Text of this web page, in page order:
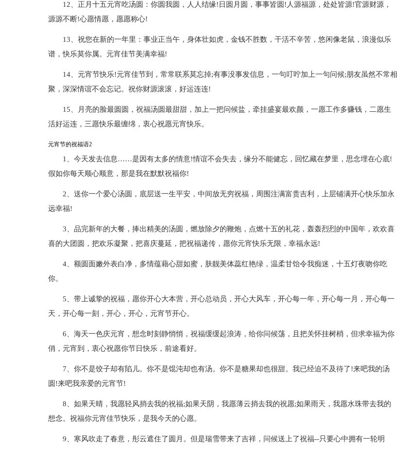
12、正月十五元宵吃汤圆：你圆我圆，人人结缘!日圆月圆，事事皆圆!人源福源，处处皆源!官源财源，
源源不断!心愿情愿，愿愿称心!
13、祝您在新的一年里：事业正当午，身体壮如虎，金钱不胜数，干活不辛苦，悠闲像老鼠，浪漫似乐
谱，快乐莫你属。元宵佳节美满幸福!
14、元宵节快乐!元宵佳节到，常常联系莫忘掉;有事没事发信息，一句叮咛加上一句问候;朋友虽然不常相
聚，深深情谊不会忘记。祝你财源滚滚，好运连连!
15、月亮的脸最圆圆，祝福汤圆最甜甜，加上一把问候盐，牵挂盛宴最欢颜，一愿工作多赚钱，二愿生
活好运连，三愿快乐最缠绵，衷心祝愿元宵快乐。
元宵节的祝福语2
1、今天发去信息……是因有太多的情意!情谊不会失去，缘分不能健忘，回忆藏在梦里，思念埋在心底!
假如你每天顺心顺意，那是我在默默祝福你!
2、送你一个爱心汤圆，底层送一生平安，中间放无穷祝福，周围注满富贵吉利，上层铺满开心快乐加永
远幸福!
3、品完新年的大餐，捧出精美的汤圆，燃放除夕的鞭炮，点燃十五的礼花，轰轰烈烈的中国年，欢欢喜
喜的大团圆，把欢乐凝聚，把喜庆蔓延，把祝福递传，愿你元宵快乐无限，幸福永远!
4、额圆面嫩外表白净，多情蕴藉心甜如蜜，肤靓美体蕊红艳绿，温柔甘饴令我痴迷，十五灯夜吻你吃
你。
5、带上诚挚的祝福，愿你开心大本营，开心总动员，开心大风车，开心每一年，开心每一月，开心每一
天，开心每一刻，开心，开心，元宵节开心。
6、海天一色庆元宵，想念时刻静悄悄，祝福缓缓起浪涛，给你问候荡，且把关怀挂树梢，但求幸福为你
俏，元宵到，衷心祝愿你节日快乐，前途看好。
7、你不是饺子却有陷儿。你不是馄沌却也有汤。你不是糖果却也很甜。我已经迫不及待了!来吧我的汤
圆!来吧我亲爱的元宵节!
8、如果天晴，我愿轻风捎去我的祝福;如果天阴，我愿薄云捎去我的祝愿;如果雨天，我愿水珠带去我的
想念。祝福你元宵佳节快乐，是我今天的心愿。
9、寒风吹走了春意，彤云遮住了圆月。但是瑞雪带来了吉祥，问候送上了祝福--只要心中拥有一轮明